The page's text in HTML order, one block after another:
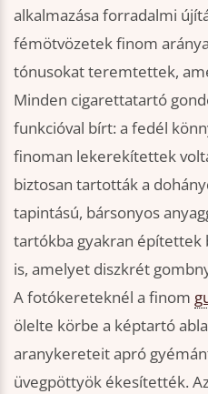
alkalmazása forradalmi
fémötvözetek finom
tónusokat teremtettek,
Minden cigarettatartó
funkcióval bírt: a fedél
finoman lekerekítettek
biztosan tartották a
tapintású, bársonyos
tartókba gyakran építettek
is, amelyet diszkrét
A fotókereteknél a finom
ölelte körbe a képtartó
aranykereteit apró
üvegpöttyök ékesítették.